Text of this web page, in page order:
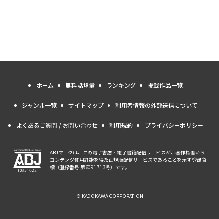
ホーム 無料話増量 ランキング 掲載作品一覧
ジャンル一覧 サイトマップ 利用者情報の外部送信について
よくあるご質問 / お問い合わせ 利用規約 プライバシーポリシー
ABJマークは、この電子書店・電子書籍配信サービスが、著作権者から
コンテンツ使用許諾を得た正規版配信サービスであることを示す登録商
標（登録番号 第6091713号）です。
© KADOKAWA CORPORATION